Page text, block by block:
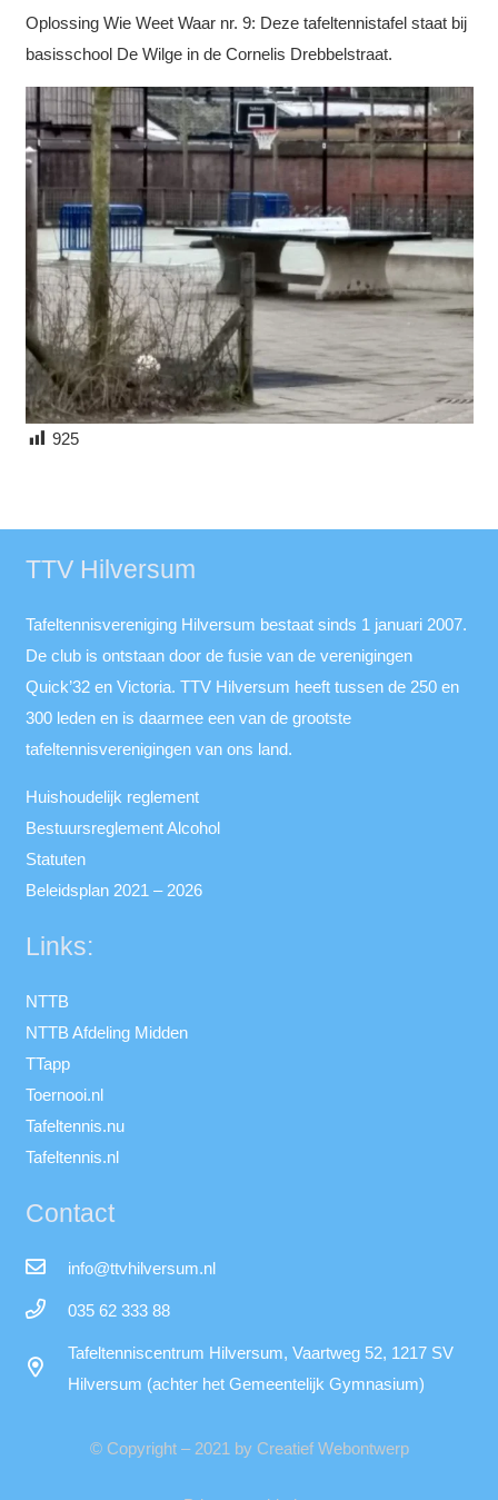
Oplossing Wie Weet Waar nr. 9: Deze tafeltennistafel staat bij
basisschool De Wilge in de Cornelis Drebbelstraat.
925
TTV Hilversum
Tafeltennisvereniging Hilversum bestaat sinds 1 januari 2007.
De club is ontstaan door de fusie van de verenigingen
Quick’32 en Victoria. TTV Hilversum heeft tussen de 250 en
300 leden en is daarmee een van de grootste
tafeltennisverenigingen van ons land.
Huishoudelijk reglement
Bestuursreglement Alcohol
Statuten
Beleidsplan 2021 – 2026
Links:
NTTB
NTTB Afdeling Midden
TTapp
Toernooi.nl
Tafeltennis.nu
Tafeltennis.nl
Contact
info@ttvhilversum.nl
035 62 333 88
Tafeltenniscentrum Hilversum, Vaartweg 52, 1217 SV
Hilversum (achter het Gemeentelijk Gymnasium)
© Copyright – 2021 by Creatief Webontwerp